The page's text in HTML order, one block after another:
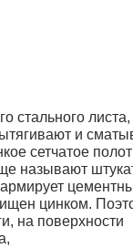
стального листа,
и
сетчатое
называют
цинком.
на поверхности